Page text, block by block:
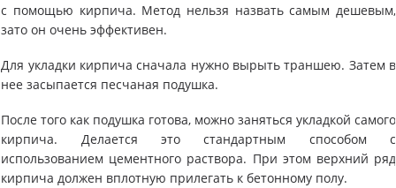
с помощью кирпича. Метод нельзя назвать самым дешевым,
зато он очень эффективен.
Для укладки кирпича сначала нужно вырыть траншею. Затем в
нее засыпается песчаная подушка.
​После того как подушка готова, можно заняться укладкой самого
кирпича. Делается это стандартным способом с
использованием цементного раствора. При этом верхний ряд
кирпича должен вплотную прилегать к бетонному полу.